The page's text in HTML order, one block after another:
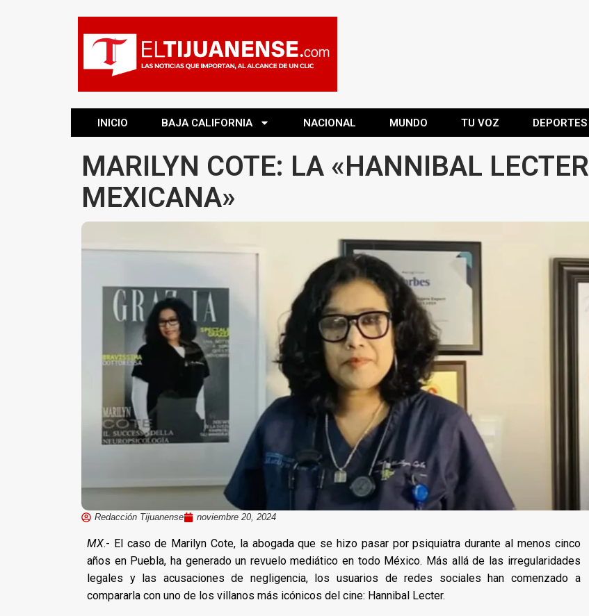
INICIO BAJA CALIFORNIA NACIONAL MUNDO TU VOZ DEPORTES
MARILYN COTE: LA «HANNIBAL LECTER
MEXICANA»
Redacción Tijuanense noviembre 20, 2024
MX.- El caso de Marilyn Cote, la abogada que se hizo pasar por psiquiatra durante al menos cinco
años en Puebla, ha generado un revuelo mediático en todo México. Más allá de las irregularidades
legales y las acusaciones de negligencia, los usuarios de redes sociales han comenzado a
compararla con uno de los villanos más icónicos del cine: Hannibal Lecter.